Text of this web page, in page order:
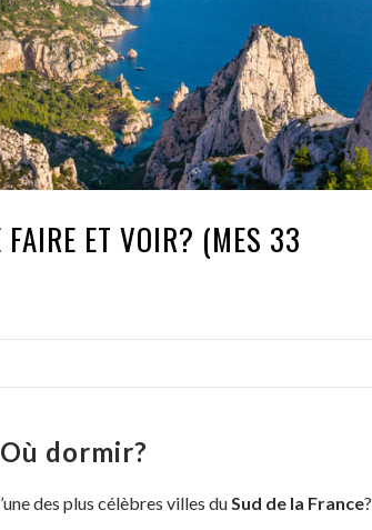
ET VOIR? (MES 33
dormir?
des plus célèbres villes duSud de la France?